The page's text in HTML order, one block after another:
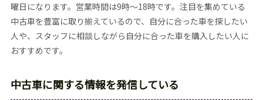
曜日になります。営業時間は9時～18時です。注目を集めている
中古車を豊富に取り揃えているので、自分に合った車を探したい
人や、スタッフに相談しながら自分に合った車を購入したい人に
おすすめです。
中古車に関する情報を発信している